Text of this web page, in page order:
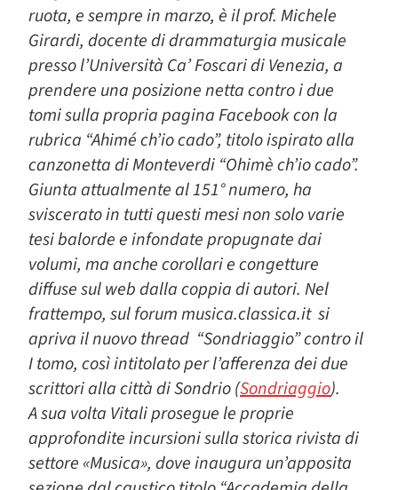
ruota, e sempre in marzo, è il prof. Michele
Girardi, docente di drammaturgia musicale
presso l’Università Ca’ Foscari di Venezia, a
prendere una posizione netta contro i due
tomi sulla propria pagina Facebook con la
rubrica “Ahimé ch’io cado”, titolo ispirato alla
canzonetta di Monteverdi “Ohimè ch’io cado”.
Giunta attualmente al 151° numero, ha
sviscerato in tutti questi mesi non solo varie
tesi balorde e infondate propugnate dai
volumi, ma anche corollari e congetture
diffuse sul web dalla coppia di autori. Nel
frattempo, sul forum musica.classica.it si
apriva il nuovo thread “Sondriaggio” contro il
I tomo, così intitolato per l’afferenza dei due
scrittori alla città di Sondrio (Sondriaggio).
A sua volta Vitali prosegue le proprie
approfondite incursioni sulla storica rivista di
settore «Musica», dove inaugura un’apposita